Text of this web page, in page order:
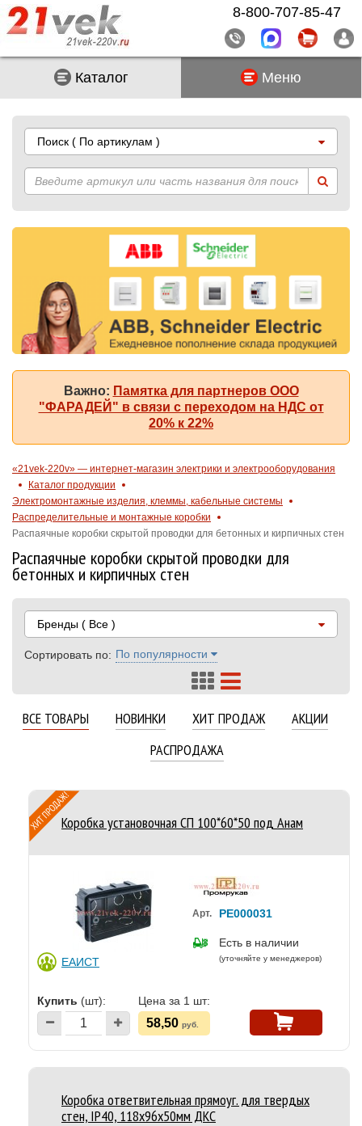
Каталог Меню
Поиск ( По артикулам )
Важно: Памятка для партнеров ООО
"ФАРАДЕЙ" в связи с переходом на НДС от
20% к 22%
«21vek-220v» — интернет-магазин электрики и электрооборудования
Каталог продукции
Электромонтажные изделия, клеммы, кабельные системы
Распределительные и монтажные коробки
Распаячные коробки скрытой проводки для бетонных и кирпичных стен
Распаячные коробки скрытой проводки для
бетонных и кирпичных стен
Бренды ( Все )
Сортировать по: По популярности
ВСЕ ТОВАРЫ НОВИНКИ ХИТ ПРОДАЖ
АКЦИИ
РАСПРОДАЖА
Коробка установочная СП 100*60*50 под Анам
ЕАИСТ
Арт. PE000031
Есть в наличии
(уточняйте у менеджеров)
Купить (шт): Цена за 1 шт:
58,50 руб.
Коробка ответвительная прямоуг. для твердых
стен, IP40, 118х96х50мм ДКС
8-800-707-85-47